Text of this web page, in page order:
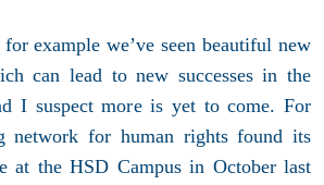
example we’ve seen beautiful new
can lead to new successes in the
I suspect more is yet to come. For
network for human rights found its
at the HSD Campus in October last